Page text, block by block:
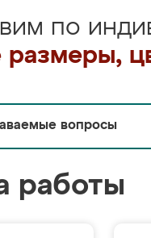
по
вопросы
работы